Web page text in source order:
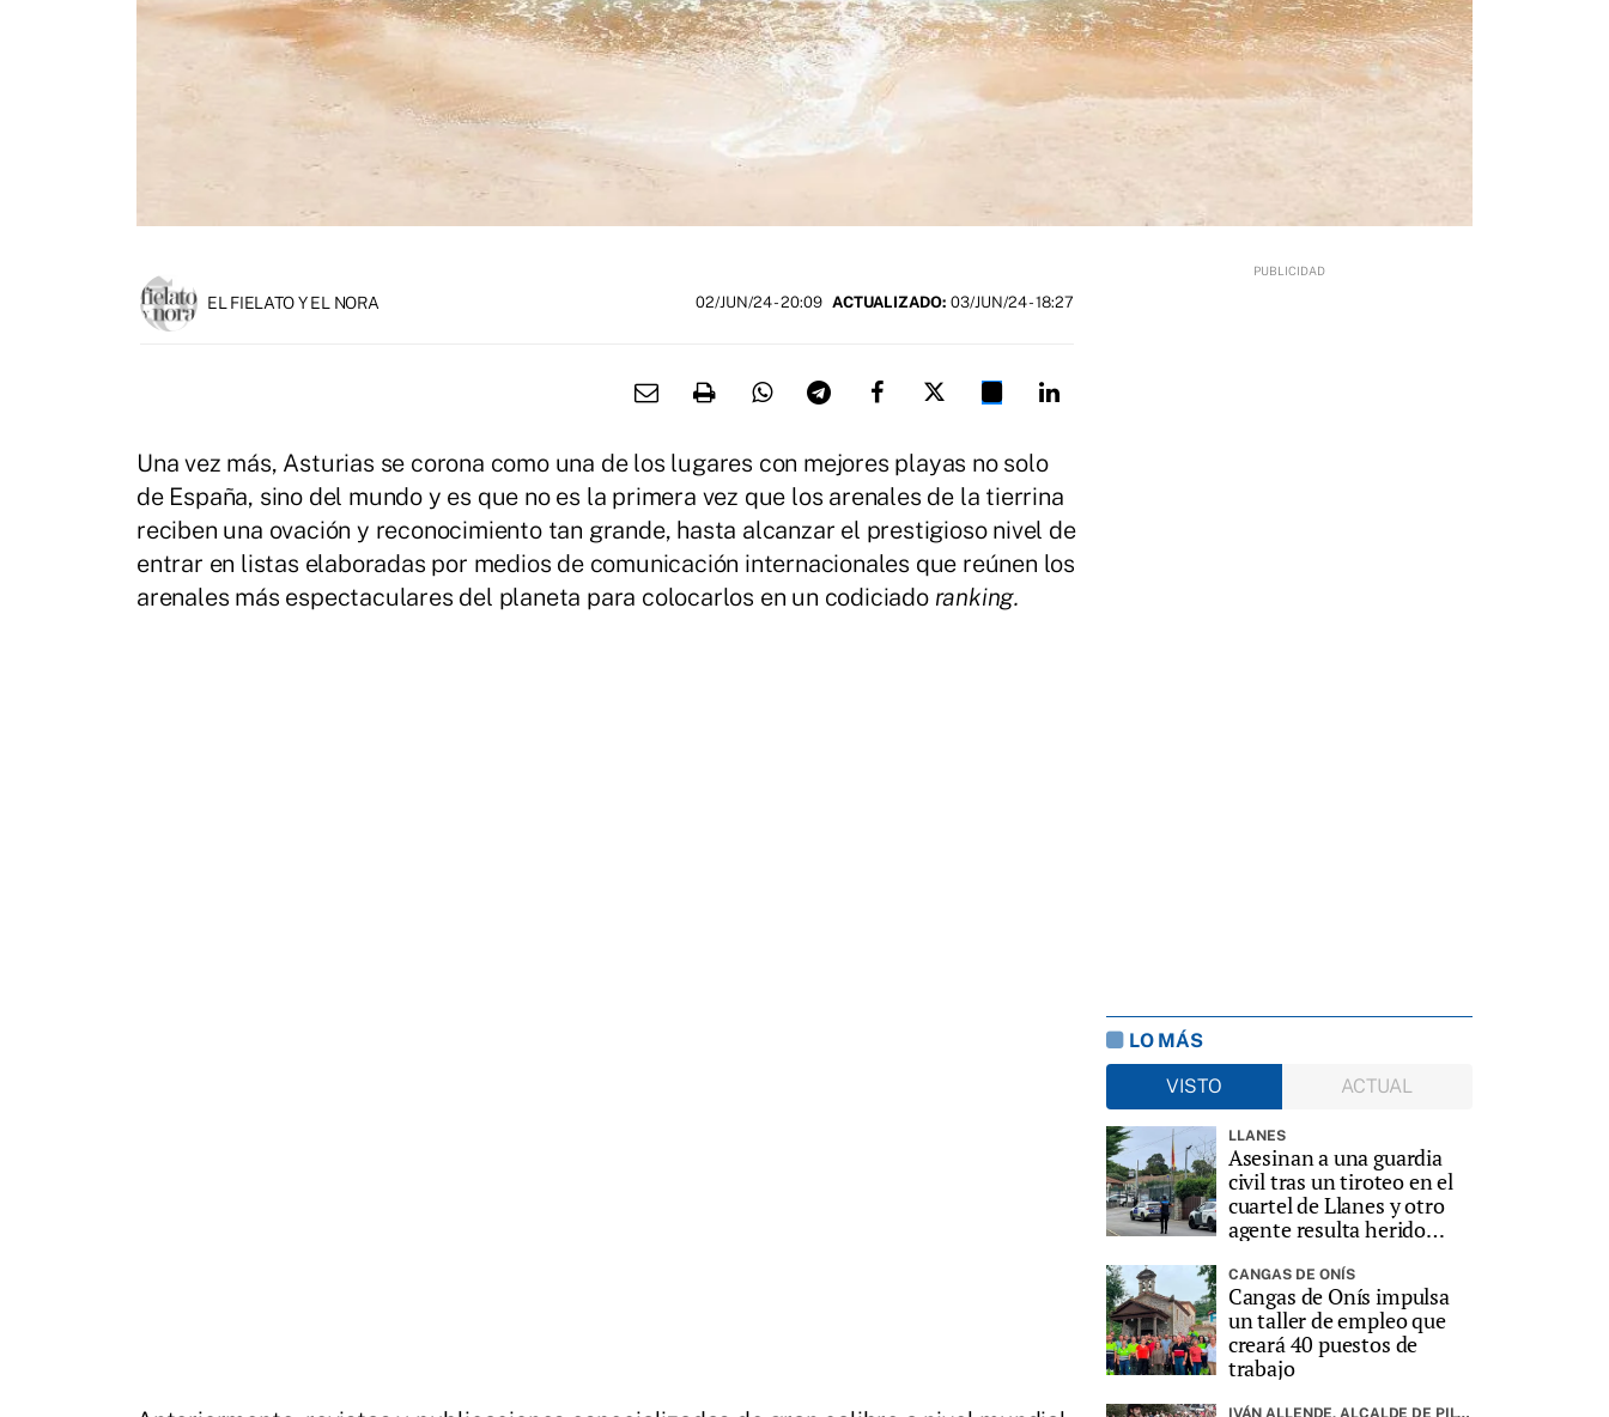
EL FIELATO Y EL NORA 02/JUN/24- 20:09 ACTUALIZADO: 03/JUN/24 - 18:27
Una vez más, Asturias se corona como una de los lugares con mejores playas no solo
de España, sino del mundo y es que no es la primera vez que los arenales de la tierrina
reciben una ovación y reconocimiento tan grande, hasta alcanzar el prestigioso nivel de
entrar en listas elaboradas por medios de comunicación internacionales que reúnen los
arenales más espectaculares del planeta para colocarlos en un codiciado ranking.
LO MÁS
VISTO
ACTUAL
LLANES
Asesinan a una guardia
civil tras un tiroteo en el
cuartel de Llanes y otro
agente resulta herido
CANGAS DE ONÍS
Cangas de Onís impulsa
un taller de empleo que
creará 40 puestos de
trabajo